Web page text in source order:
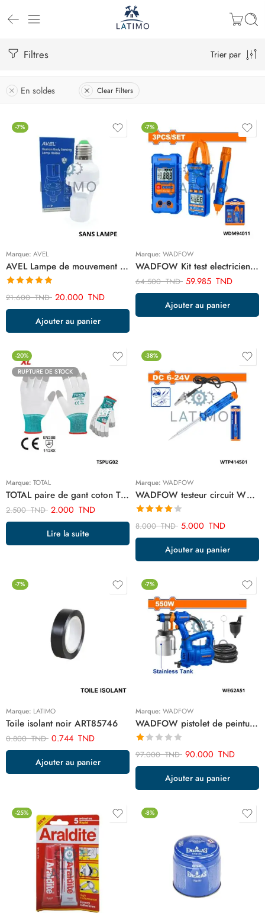
Filtres Trier par
En soldes Clear Filters
-7%
Marque: AVEL
AVEL Lampe de mouvement ART01904
Note4.86
21.600TND 20.000 TND
Ajouter au panier
-7%
Marque: WADFOW
WADFOW Kit test electricien 3pcs WDM94011
64.500TND 59.985 TND
Ajouter au panier
-20%
RUPTURE DE STOCK
Marque: TOTAL
TOTAL paire de gant coton TSPUG02
2.500TND 2.000 TND
Lire la suite
-38%
Marque: WADFOW
WADFOW testeur circuit WTP414501
Note4.00
8.000TND 5.000 TND
Ajouter au panier
-7%
Marque: LATIMO
Toile isolant noir ART85746
0.800TND 0.744 TND
Ajouter au panier
-7%
Marque: WADFOW
WADFOW pistolet de peinture tasse acier inoxydable 550w WEG2A51
Note
5
97.000TND 90.000 TND
Ajouter au panier
-25% -8%